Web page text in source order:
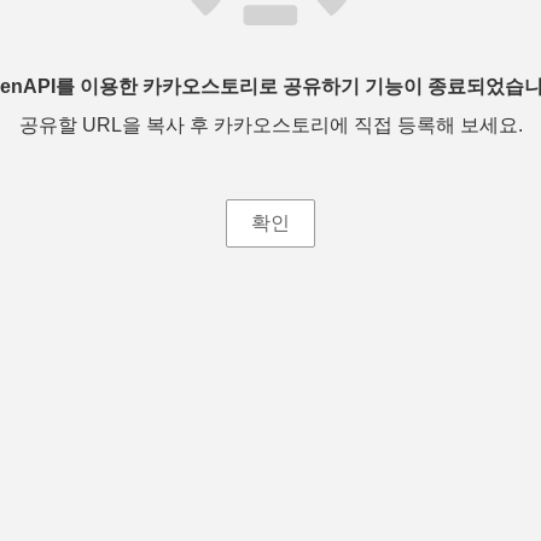
를 이용한 카카오스토리로 공유하기 기능이 종료되었습
공유할 URL을 복사 후 카카오스토리에 직접 등록해 보세요.
확인